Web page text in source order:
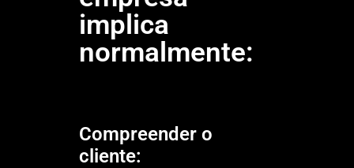
implica
normalmente:
Compreender o
cliente: